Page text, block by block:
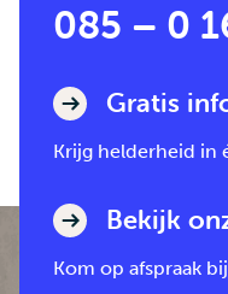
085 – 0
Gratis
Krijg helderheid in
Bekijk
Kom op afspraak